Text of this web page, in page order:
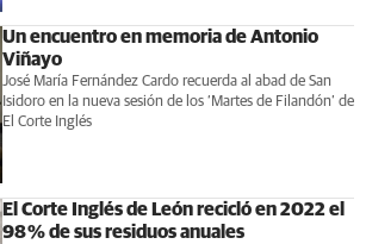
Un encuentro en memoria de Antonio
Viñayo
José María Fernández Cardo recuerda al abad de San
Isidoro en la nueva sesión de los ‘Martes de Filandón’ de
El Corte Inglés
El Corte Inglés de León recicló en 2022 el
98 % de sus residuos anuales